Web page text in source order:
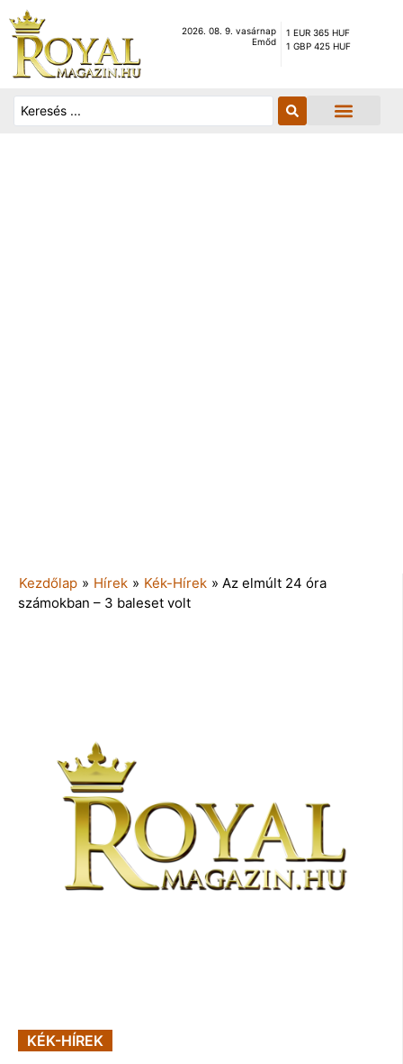
2026. 08. 9. vasárnap
Emőd
1 EUR 365 HUF
1 GBP 425 HUF
Kezdőlap » Hírek » Kék-Hírek » Az elmúlt 24 óra
számokban – 3 baleset volt
KÉK-HÍREK